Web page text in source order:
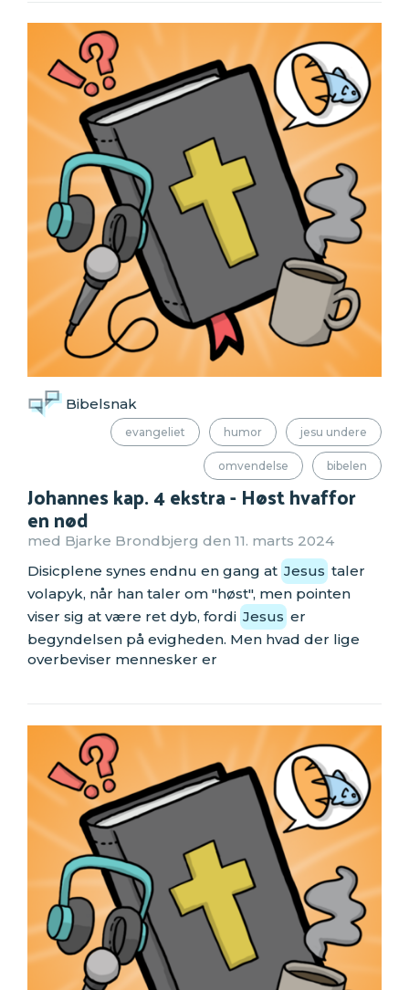
Bibelsnak
evangeliet humor jesu undere
omvendelse bibelen
Johannes kap. 4 ekstra - Høst hvaffor
en nød
med Bjarke Brondbjerg den 11. marts 2024
Disicplene synes endnu en gang at Jesus taler
volapyk, når han taler om "høst", men pointen
viser sig at være ret dyb, fordi Jesus er
begyndelsen på evigheden. Men hvad der lige
overbeviser mennesker er